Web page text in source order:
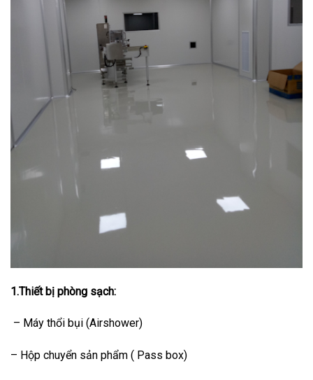
1.Thiết bị phòng sạch:
– Máy thổi bụi (Airshower)
– Hộp chuyển sản phẩm ( Pass box)